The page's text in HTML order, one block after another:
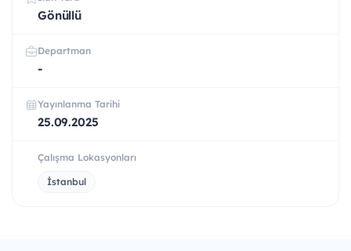
Gönüllü
Departman
-
Yayınlanma Tarihi
25.09.2025
Çalışma Lokasyonları
İstanbul